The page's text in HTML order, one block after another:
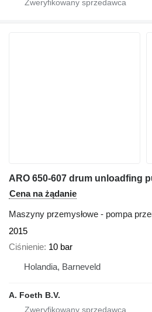
Cena na żądanie
Maszyny przemysłowe - pompa
2015
Ciśnienie 10 bar
Holandia, Barneveld
A. Foeth B.V.